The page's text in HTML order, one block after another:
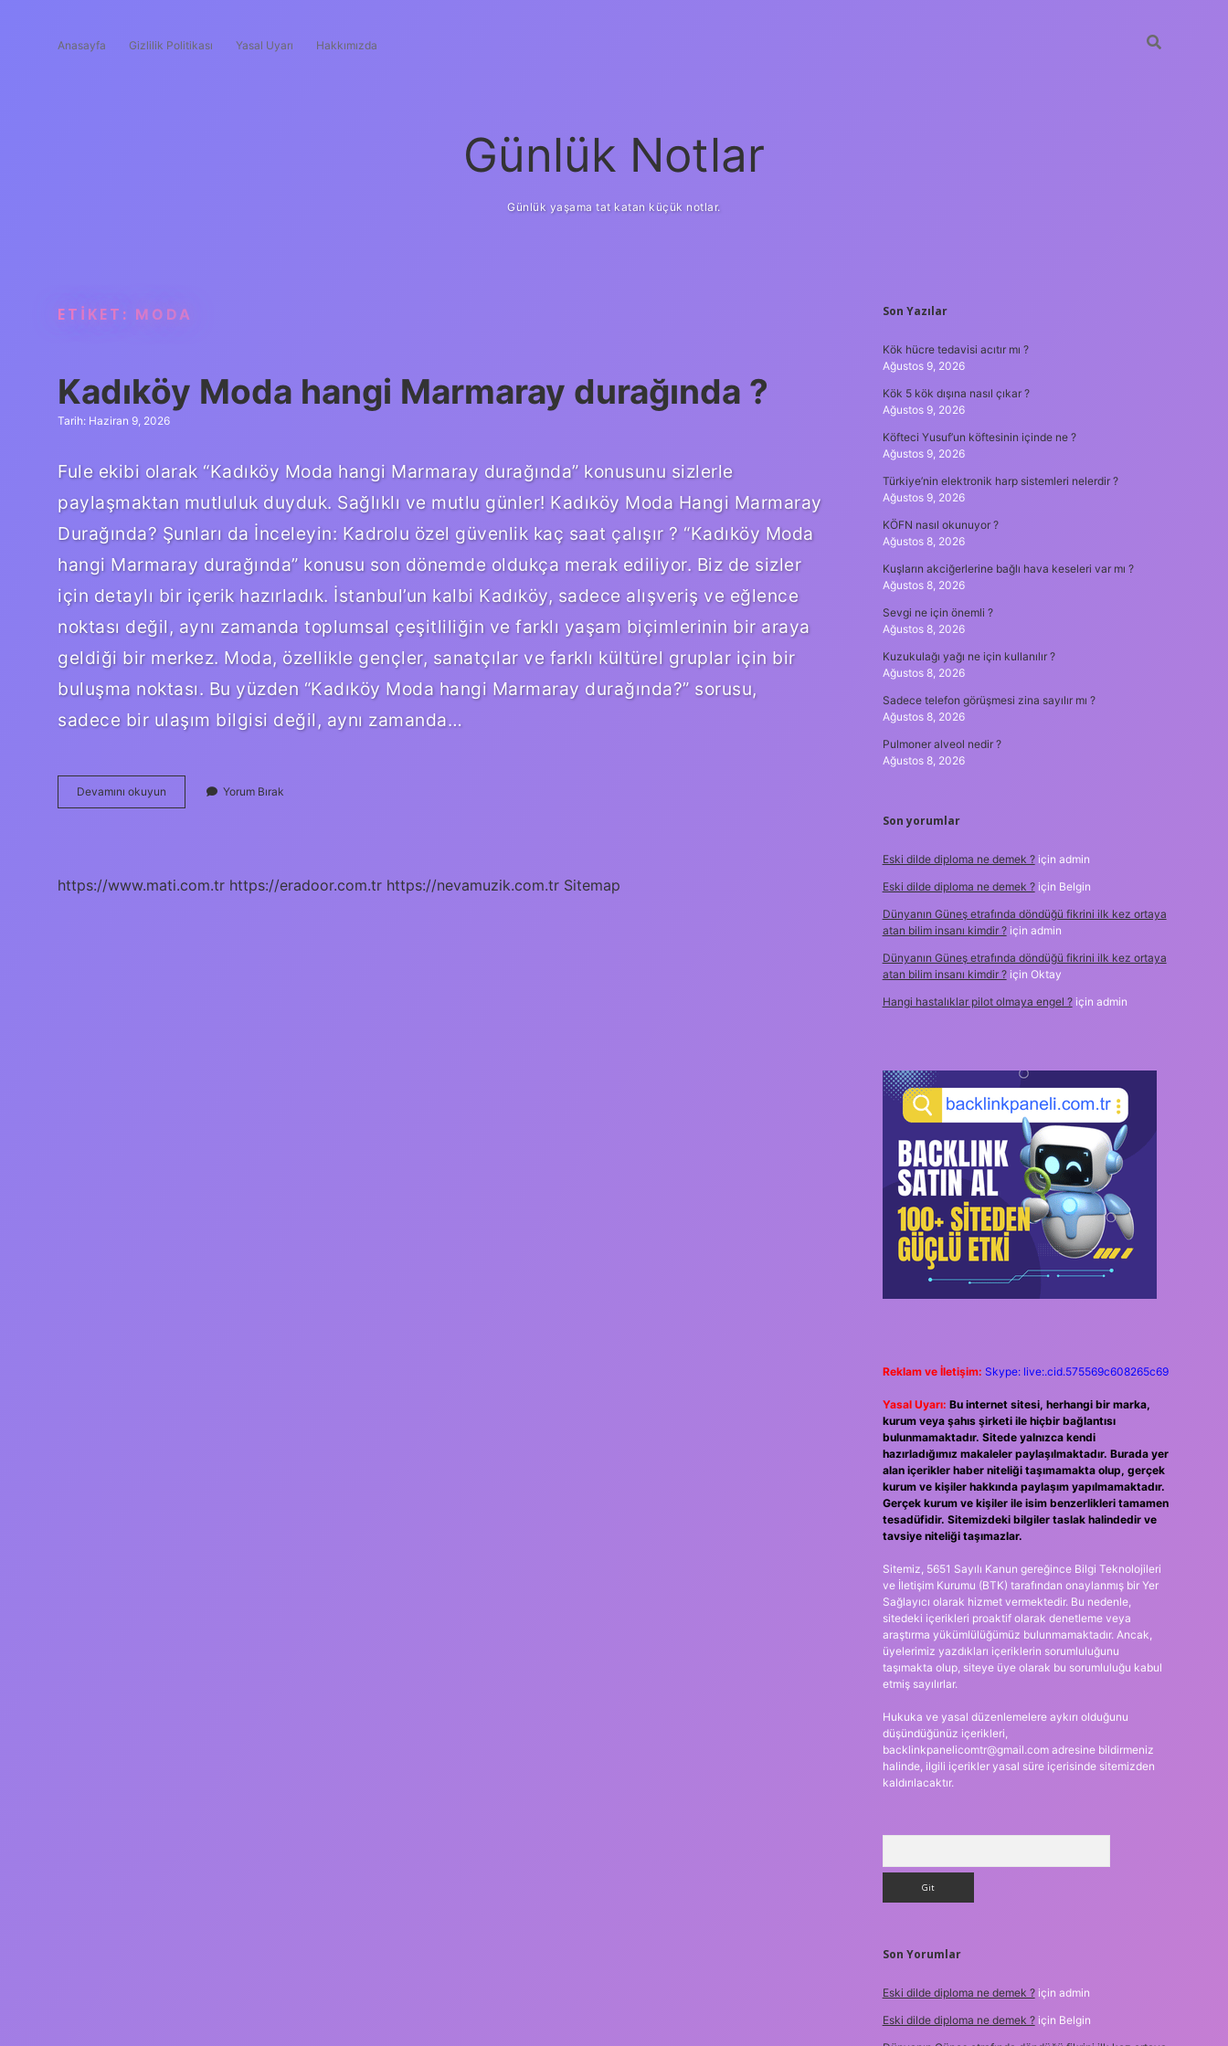
Anasayfa Gizlilik Politikası Yasal Uyarı Hakkımızda
Günlük Notlar
Günlük yaşama tat katan küçük notlar.
ETIKET: MODA
Kadıköy Moda hangi Marmaray durağında ?
Tarih: Haziran 9, 2026
Fule ekibi olarak “Kadıköy Moda hangi Marmaray durağında” konusunu sizlerle
paylaşmaktan mutluluk duyduk. Sağlıklı ve mutlu günler! Kadıköy Moda Hangi Marmaray
Durağında? Şunları da İnceleyin: Kadrolu özel güvenlik kaç saat çalışır ? “Kadıköy Moda
hangi Marmaray durağında” konusu son dönemde oldukça merak ediliyor. Biz de sizler
için detaylı bir içerik hazırladık. İstanbul’un kalbi Kadıköy, sadece alışveriş ve eğlence
noktası değil, aynı zamanda toplumsal çeşitliliğin ve farklı yaşam biçimlerinin bir araya
geldiği bir merkez. Moda, özellikle gençler, sanatçılar ve farklı kültürel gruplar için bir
buluşma noktası. Bu yüzden “Kadıköy Moda hangi Marmaray durağında?” sorusu,
sadece bir ulaşım bilgisi değil, aynı zamanda…
Devamını okuyun Kadıköy
Moda
Yorum Bırak
https://www.mati.com.tr https://eradoor.com.tr https://nevamuzik.com.tr Sitemap
SIDEBAR
Son Yazılar
Kök hücre tedavisi acıtır mı ?
Ağustos 9, 2026
Kök 5 kök dışına nasıl çıkar ?
Ağustos 9, 2026
Köfteci Yusuf’un köftesinin içinde ne ?
Ağustos 9, 2026
Türkiye’nin elektronik harp sistemleri nelerdir ?
Ağustos 9, 2026
KÖFN nasıl okunuyor ?
Ağustos 8, 2026
Kuşların akciğerlerine bağlı hava keseleri var mı ?
Ağustos 8, 2026
Sevgi ne için önemli ?
Ağustos 8, 2026
Kuzukulağı yağı ne için kullanılır ?
Ağustos 8, 2026
Sadece telefon görüşmesi zina sayılır mı ?
Ağustos 8, 2026
Pulmoner alveol nedir ?
Ağustos 8, 2026
Son yorumlar
Eski dilde diploma ne demek ?için admin
Eski dilde diploma ne demek ?için Belgin
Dünyanın Güneş etrafında döndüğü fikrini ilk kez ortaya
atan bilim insanı kimdir ?için admin
Dünyanın Güneş etrafında döndüğü fikrini ilk kez ortaya
atan bilim insanı kimdir ?için Oktay
Hangi hastalıklar pilot olmaya engel ?için admin
Reklam ve İletişim: Skype: live:.cid.575569c608265c69
Yasal Uyarı: Bu internet sitesi, herhangi bir marka,
kurum veya şahıs şirketi ile hiçbir bağlantısı
bulunmamaktadır. Sitede yalnızca kendi
hazırladığımız makaleler paylaşılmaktadır. Burada yer
alan içerikler haber niteliği taşımamakta olup, gerçek
kurum ve kişiler hakkında paylaşım yapılmamaktadır.
Gerçek kurum ve kişiler ile isim benzerlikleri tamamen
tesadüfidir. Sitemizdeki bilgiler taslak halindedir ve
tavsiye niteliği taşımazlar.
Sitemiz, 5651 Sayılı Kanun gereğince Bilgi Teknolojileri
ve İletişim Kurumu (BTK) tarafından onaylanmış bir Yer
Sağlayıcı olarak hizmet vermektedir. Bu nedenle,
sitedeki içerikleri proaktif olarak denetleme veya
araştırma yükümlülüğümüz bulunmamaktadır. Ancak,
üyelerimiz yazdıkları içeriklerin sorumluluğunu
taşımakta olup, siteye üye olarak bu sorumluluğu kabul
etmiş sayılırlar.
Hukuka ve yasal düzenlemelere aykırı olduğunu
düşündüğünüz içerikleri,
backlinkpanelicomtr@gmail.comadresine bildirmeniz
halinde, ilgili içerikler yasal süre içerisinde sitemizden
kaldırılacaktır.
Son Yorumlar
Eski dilde diploma ne demek ?için admin
Eski dilde diploma ne demek ?için Belgin